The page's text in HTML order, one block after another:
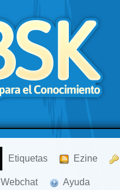
Etiquetas Ezine
Webchat Ayuda